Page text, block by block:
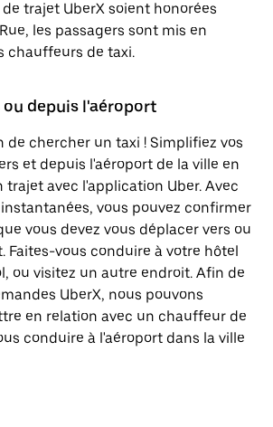
trajet UberX soient honorées
les passagers sont mis en
chauffeurs de taxi.
depuis l'aéroport
de chercher un taxi ! Simplifiez vos
et depuis l'aéroport de la ville en
avec l'application Uber. Avec
vous pouvez confirmer
vous devez vous déplacer vers ou
Faites-vous conduire à votre hôtel
ou visitez un autre endroit. Afin de
UberX, nous pouvons
en relation avec un chauffeur de
conduire à l'aéroport dans la ville